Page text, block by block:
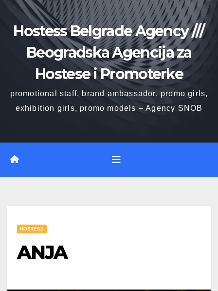
contentHostess Belgrade Agency ///
Beogradska Agencija za
Hostese i Promoterke
promotional staff, brand ambassador, promo girls,
exhibition girls, promo models – Agency SNOB
HOSTESS
ANJA